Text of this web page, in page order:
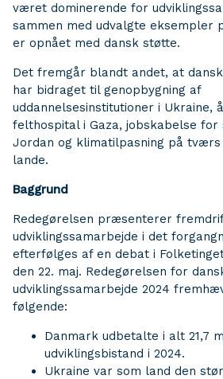
været dominerende for
sammen med udvalgte eksempler
er opnået med dansk støtte.
Det fremgår blandt andet, at
har bidraget til genopbygning af
uddannelsesinstitutioner i Ukraine,
felthospital i Gaza, jobskabelse for
Jordan og klimatilpasning på
lande.
Baggrund
Redegørelsen præsenterer
udviklingssamarbejde i det
efterfølges af en debat i
den 22. maj. Redegørelsen for
udviklingssamarbejde 2024
følgende:
Danmark udbetalte i alt 21,7
udviklingsbistand i 2024.
Ukraine var som land den